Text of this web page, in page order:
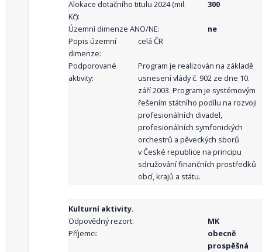
Alokace dotačního titulu 2024 (mil.
Kč):
300
Územní dimenze ANO/NE:
ne
Popis územní
dimenze:
celá ČR
Podporované
aktivity:
Program je realizován na základě
usnesení vlády č. 902 ze dne 10.
září 2003. Program je systémovým
řešením státního podílu na rozvoji
profesionálních divadel,
profesionálních symfonických
orchestrů a pěveckých sborů
v České republice na principu
sdružování finančních prostředků
obcí, krajů a státu.
Kulturní aktivity.
Odpovědný rezort:
MK
Příjemci:
obecně
prospěšná